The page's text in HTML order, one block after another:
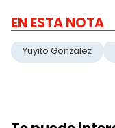
EN ESTA NOTA
Yuyito González